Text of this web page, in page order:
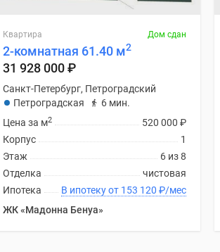
Квартира Дом сдан
2-комнатная 61.40 м2
31 928 000₽
Санкт-Петербург, Петроградский
Петроградская
6 мин.
520 000 ₽
Цена за м2
1
Корпус
6 из 8
Этаж
чистовая
Отделка
В ипотеку от 153 120 ₽/мес
Ипотека
ЖК «Мадонна Бенуа»